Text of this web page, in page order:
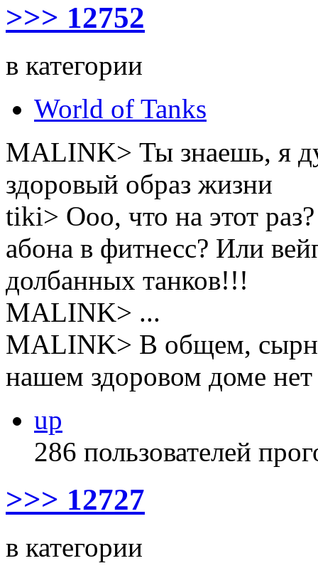
>>> 12752
в категории
World of Tanks
MALINK> Ты знаешь, я
здоровый образ жизни
tiki> Ооо, что на этот
абона в фитнесс? Или
долбанных танков!!!
MALINK> ...
MALINK> В общем,
нашем здоровом доме нет
up
286 пользователей
>>> 12727
в категории